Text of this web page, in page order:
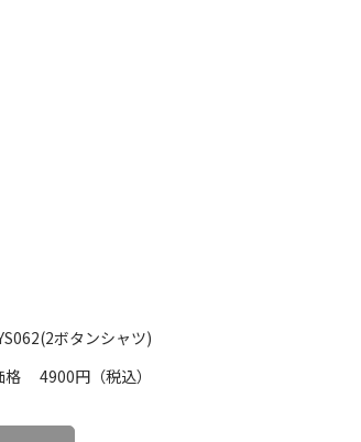
ボタンシャツ)
格 4900円（税込）